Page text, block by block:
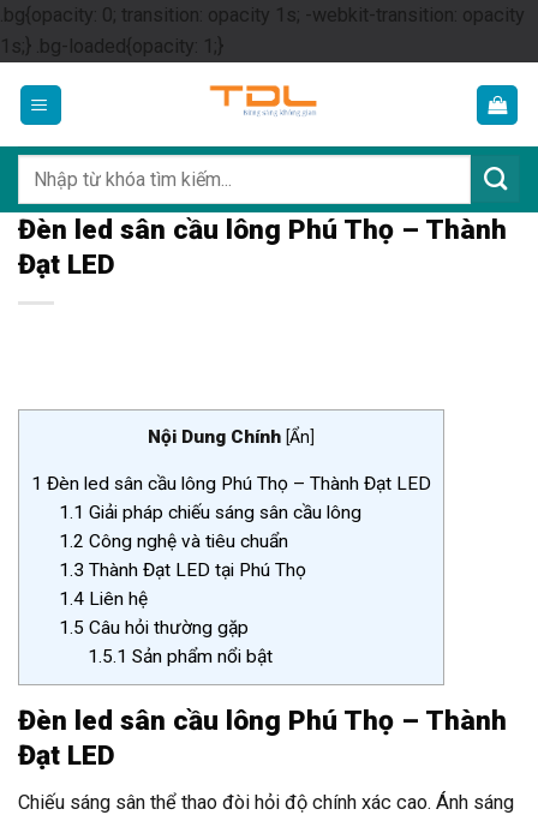
.bg{opacity: 0; transition: opacity 1s; -webkit-transition: opacity
1s;} .bg-loaded{opacity: 1;}Skip
content
kiếm:
Đèn led sân cầu lông Phú Thọ – Thành
Đạt LED
Nội Dung Chính [Ẩn]
1 Đèn led sân cầu lông Phú Thọ – Thành Đạt LED
1.1 Giải pháp chiếu sáng sân cầu lông
1.2 Công nghệ và tiêu chuẩn
1.3 Thành Đạt LED tại Phú Thọ
1.4 Liên hệ
1.5 Câu hỏi thường gặp
1.5.1 Sản phẩm nổi bật
Đèn led sân cầu lông Phú Thọ – Thành
Đạt LED
Chiếu sáng sân thể thao đòi hỏi độ chính xác cao. Ánh sáng